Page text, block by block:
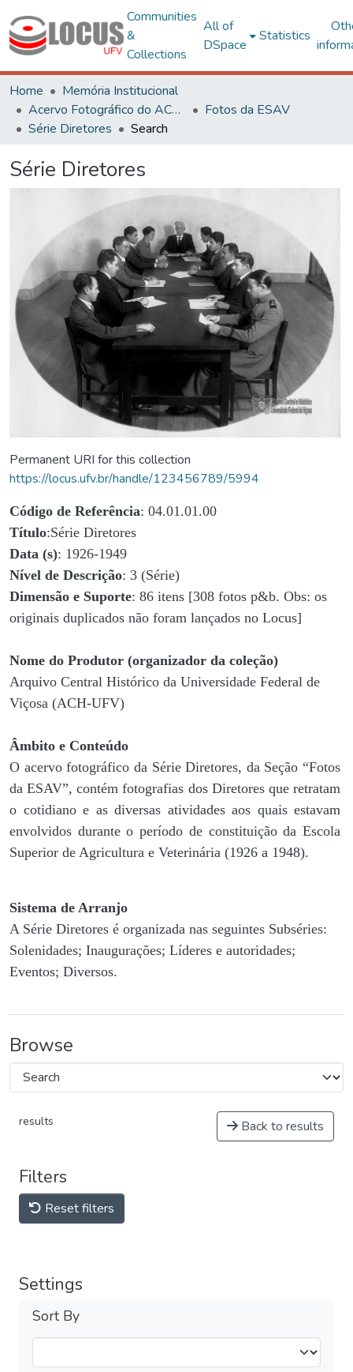
Communities
&
Collections
All of
DSpace
Statistics
Home
Memória Institucional
Acervo Fotográfico do ACH-UFV
Fotos da ESAV
Série Diretores
Search
Série Diretores
Permanent URI for this collection
https://locus.ufv.br/handle/123456789/5994
Código de Referência: 04.01.01.00
Título:Série Diretores
Data (s): 1926-1949
Nível de Descrição: 3 (Série)
Dimensão e Suporte: 86 itens [308 fotos p&b. Obs: os
originais duplicados não foram lançados no Locus]
Nome do Produtor (organizador da coleção)
Arquivo Central Histórico da Universidade Federal de
Viçosa (ACH-UFV)
Âmbito e Conteúdo
O acervo fotográfico da Série Diretores, da Seção “Fotos
da ESAV”, contém fotografias dos Diretores que retratam
o cotidiano e as diversas atividades aos quais estavam
envolvidos durante o período de constituição da Escola
Superior de Agricultura e Veterinária (1926 a 1948).
Sistema de Arranjo
A Série Diretores é organizada nas seguintes Subséries:
Solenidades; Inaugurações; Líderes e autoridades;
Eventos; Diversos.
Browse
results Back to results
Filters
Reset filters
Settings
Sort By